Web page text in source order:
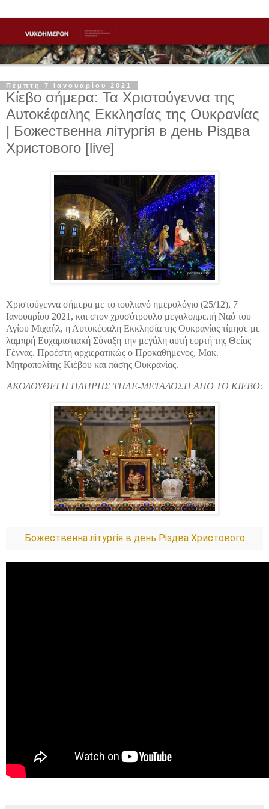
Πέμπτη 7 Ιανουαρίου 2021
Κίεβο σήμερα: Τα Χριστούγεννα της
Αυτοκέφαλης Εκκλησίας της Ουκρανίας
| Божественна літургія в день Різдва
Христового [live]
Χριστούγεννα σήμερα με το ιουλιανό ημερολόγιο (25/12), 7
Ιανουαρίου 2021, και στον χρυσότρουλο μεγαλοπρεπή Ναό του
Αγίου Μιχαήλ, η Αυτοκέφαλη Εκκλησία της Ουκρανίας τίμησε με
λαμπρή Ευχαριστιακή Σύναξη την μεγάλη αυτή εορτή της Θείας
Γέννας. Προέστη αρχιερατικώς ο Προκαθήμενος, Μακ.
Μητροπολίτης Κιέβου και πάσης Ουκρανίας.
ΑΚΟΛΟΥΘΕΙ Η ΠΛΗΡΗΣ ΤΗΛΕ-ΜΕΤΑΔΟΣΗ ΑΠΟ ΤΟ ΚΙΕΒΟ:
Божественна літургія в день Різдва Христового